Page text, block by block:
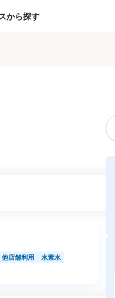
から探す
他店舗利用
水素水